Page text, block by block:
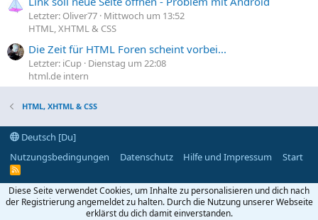
Letzter: Oliver77 Mittwoch um 13:52
HTML, XHTML & CSS
Die Zeit für HTML Foren scheint vorbei...
Letzter: iCup Dienstag um 22:08
html.de intern
HTML, XHTML & CSS
Deutsch [Du]
Nutzungsbedingungen
Datenschutz Hilfe und Impressum Start
R
S
S
Diese Seite verwendet Cookies, um Inhalte zu personalisieren und dich nach
der Registrierung angemeldet zu halten. Durch die Nutzung unserer Webseite
erklärst du dich damit einverstanden.